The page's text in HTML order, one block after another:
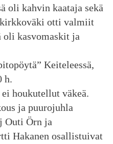
oli kahvin kaataja sekä
otti valmiit
oli kasvomaskit ja
Keiteleessä,
h.
houkutellut väkeä.
ja puurojuhla
Outi Örn ja
Hakanen osallistuivat